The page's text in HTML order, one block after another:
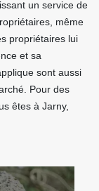
un service de
même
propriétaires lui
et sa
sont aussi
Pour des
êtes à Jarny,